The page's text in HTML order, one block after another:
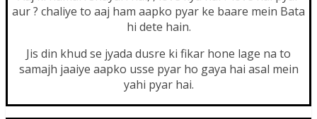
aur? chaliye to aaj ham aapko pyar ke baare mein Bata
hi dete hain.
Jis din khud se jyada dusre ki fikar hone lage na to
samajh jaaiye aapko usse pyar ho gaya hai asal mein
yahi pyar hai.